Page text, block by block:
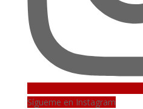
Sígueme en Instagram